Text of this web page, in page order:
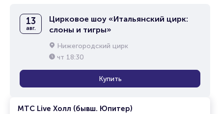
МТС Live Холл (бывш. Юпитер)
13
авг.
Цирковое шоу «Итальянский цирк:
слоны и тигры»
Нижегородский цирк
чт 18:30
Купить